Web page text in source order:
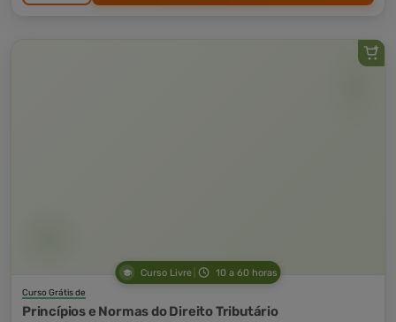
Curso Livre 10 a 60 horas
Curso Grátis de
Princípios e Normas do Direito Tributário